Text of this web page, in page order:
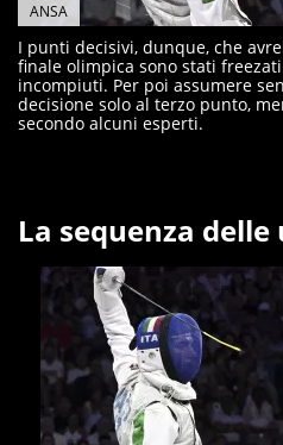
ANSA
I punti decisivi, dunque, che
finale olimpica sono stati
incompiuti. Per poi assumere
decisione solo al terzo punto,
secondo alcuni esperti.
La sequenza